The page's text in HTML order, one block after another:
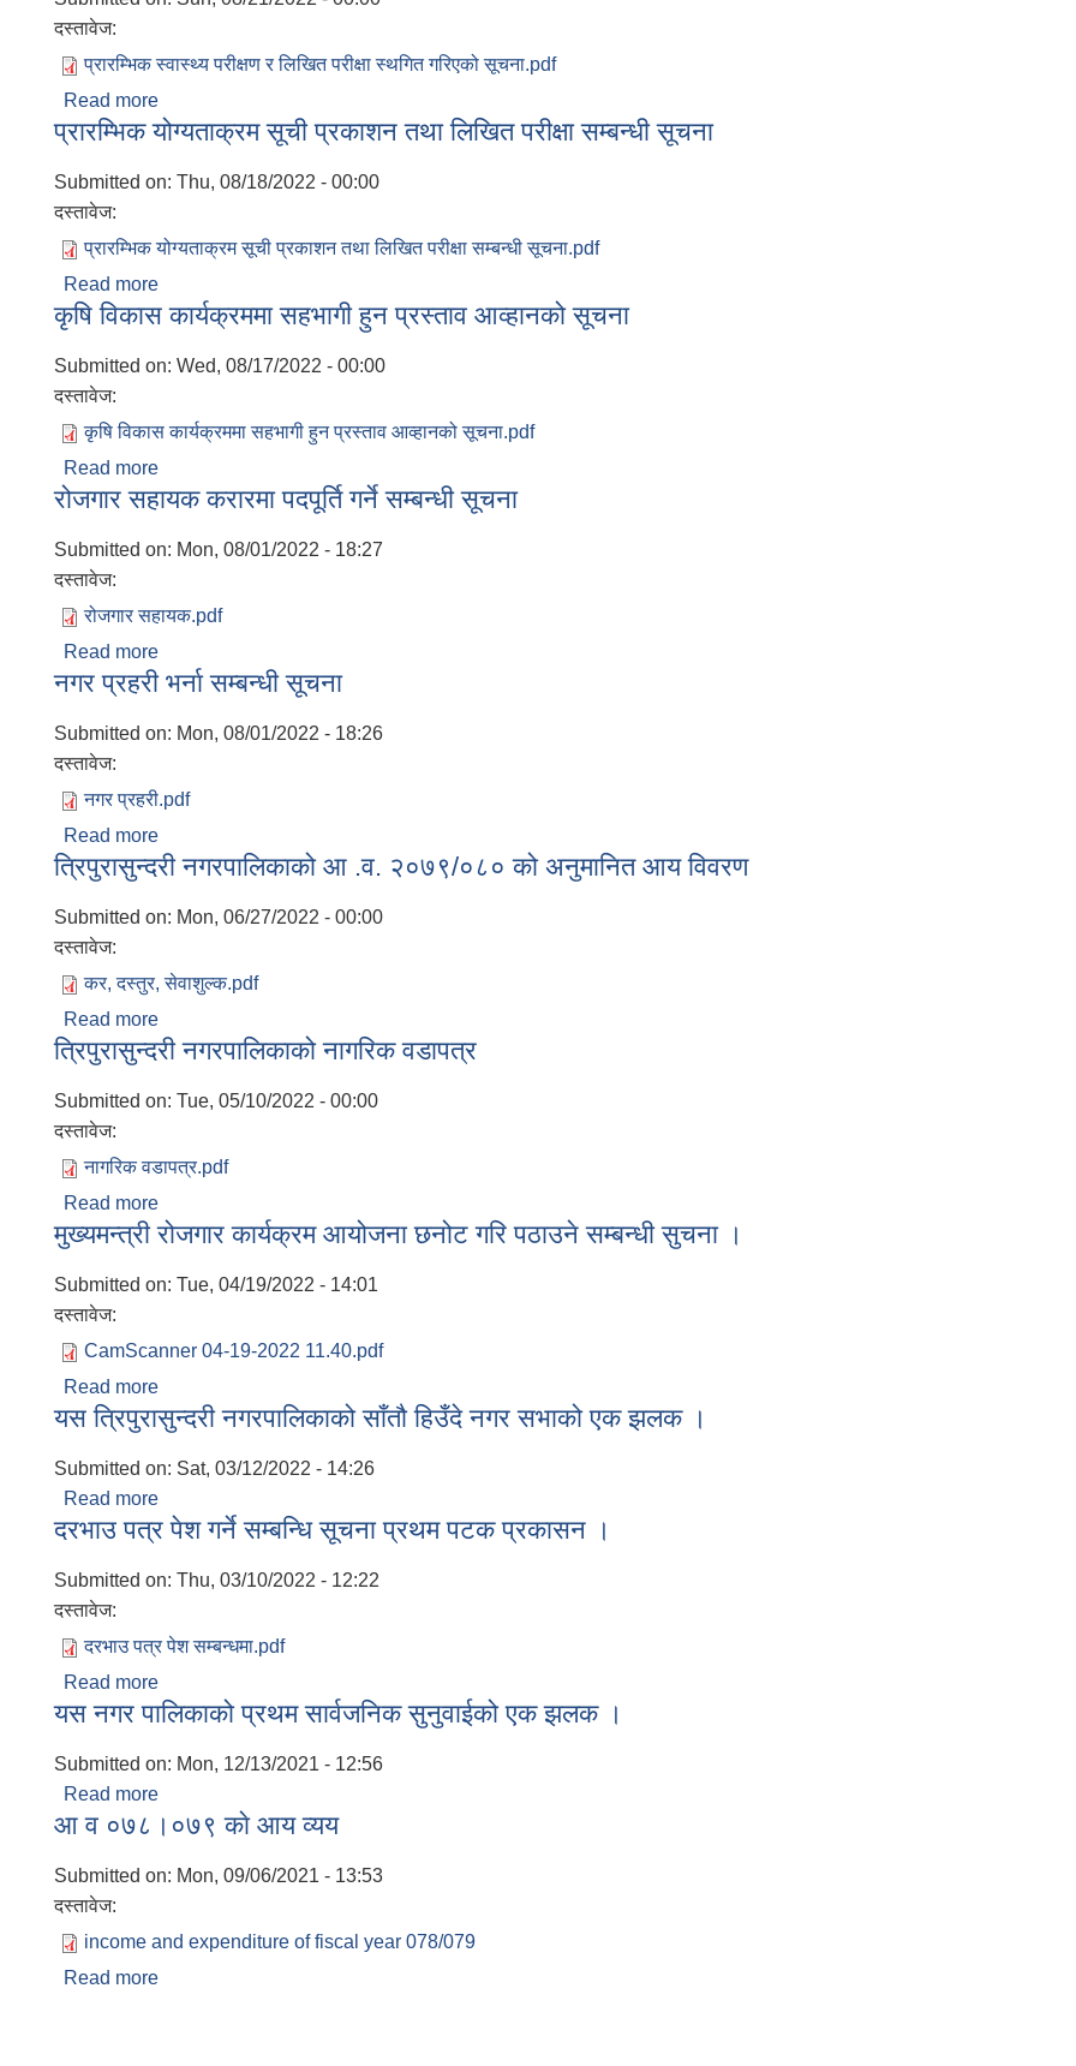
दस्तावेज:
प्रारम्भिक स्वास्थ्य परीक्षण र लिखित परीक्षा स्थगित गरिएको सूचना.pdf
Read more
प्रारम्भिक योग्यताक्रम सूची प्रकाशन तथा लिखित परीक्षा सम्बन्धी सूचना
Submitted on: Thu, 08/18/2022 - 00:00
दस्तावेज:
प्रारम्भिक योग्यताक्रम सूची प्रकाशन तथा लिखित परीक्षा सम्बन्धी सूचना.pdf
Read more
कृषि विकास कार्यक्रममा सहभागी हुन प्रस्ताव आव्हानको सूचना
Submitted on: Wed, 08/17/2022 - 00:00
दस्तावेज:
कृषि विकास कार्यक्रममा सहभागी हुन प्रस्ताव आव्हानको सूचना.pdf
Read more
रोजगार सहायक करारमा पदपूर्ति गर्ने सम्बन्धी सूचना
Submitted on: Mon, 08/01/2022 - 18:27
दस्तावेज:
रोजगार सहायक.pdf
Read more
नगर प्रहरी भर्ना सम्बन्धी सूचना
Submitted on: Mon, 08/01/2022 - 18:26
दस्तावेज:
नगर प्रहरी.pdf
Read more
त्रिपुरासुन्दरी नगरपालिकाको आ .व. २०७९/०८० को अनुमानित आय विवरण
Submitted on: Mon, 06/27/2022 - 00:00
दस्तावेज:
कर, दस्तुर, सेवाशुल्क.pdf
Read more
त्रिपुरासुन्दरी नगरपालिकाको नागरिक वडापत्र
Submitted on: Tue, 05/10/2022 - 00:00
दस्तावेज:
नागरिक वडापत्र.pdf
Read more
मुख्यमन्त्री रोजगार कार्यक्रम आयोजना छनोट गरि पठाउने सम्बन्धी सुचना ।
Submitted on: Tue, 04/19/2022 - 14:01
दस्तावेज:
CamScanner 04-19-2022 11.40.pdf
Read more
यस त्रिपुरासुन्दरी नगरपालिकाको साँतौ हिउँदे नगर सभाको एक झलक ।
Submitted on: Sat, 03/12/2022 - 14:26
Read more
दरभाउ पत्र पेश गर्ने सम्बन्धि सूचना प्रथम पटक प्रकासन ।
Submitted on: Thu, 03/10/2022 - 12:22
दस्तावेज:
दरभाउ पत्र पेश सम्बन्धमा.pdf
Read more
यस नगर पालिकाको प्रथम सार्वजनिक सुनुवाईको एक झलक ।
Submitted on: Mon, 12/13/2021 - 12:56
Read more
आ‍ व ०७८।०७९ काे आय व्यय
Submitted on: Mon, 09/06/2021 - 13:53
दस्तावेज:
income and expenditure of fiscal year 078/079
Read more